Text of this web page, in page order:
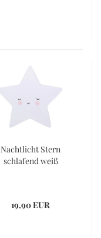
Nachtlicht Stern
schlafend weiß
19,90 EUR